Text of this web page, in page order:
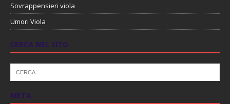
Sovrappensieri viola
Umori Viola
CERCA NEL SITO
META